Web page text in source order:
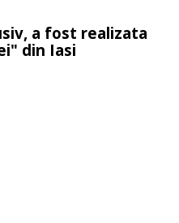
a fost realizata
din Iasi